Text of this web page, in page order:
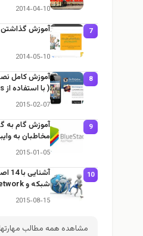
2014-04-10
7 آموزش
2014-05-10
8
آموزش كامل
( با استفاده از Bluestacks )
2015-02-07
9
آموزش گام به
مخاطبان به
2015-01-05
10
شبکه و Network
2015-08-15
مشاهده همه مطالب